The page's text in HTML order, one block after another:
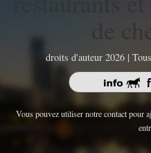
de
droits d'auteur 2026 |
Vous pouvez utiliser notre contact pour